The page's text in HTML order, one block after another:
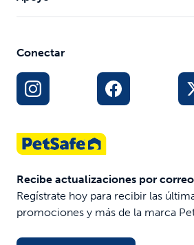
Conectar
Recibe actualizaciones por
Regístrate hoy para recibir las
promociones y más de la marca